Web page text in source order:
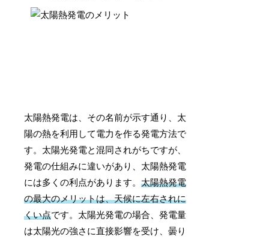
太陽熱発電は、その名前が示す通り、太
陽の熱を利用して電力を作る発電方法で
す。太陽光発電と混同されがちですが、
発電の仕組みに違いがあり、太陽熱発電
には多くの利点があります。太陽熱発電
の最大のメリットは、天候に左右されに
くい点です。太陽光発電の場合、発電量
は太陽光の強さに直接影響を受け、曇り